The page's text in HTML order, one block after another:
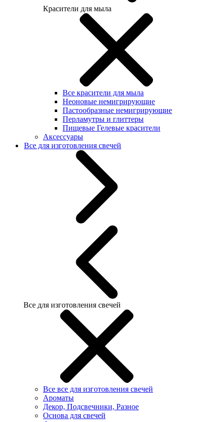
Красители для мыла
Все красители для мыла
Неоновые немигрирующие
Пастообразные немигрирующие
Перламутры и глиттеры
Пищевые Гелевые красители
Аксессуары
Все для изготовления свечей
Все для изготовления свечей
Все все для изготовления свечей
Ароматы
Декор, Подсвечники, Разное
Основа для свечей